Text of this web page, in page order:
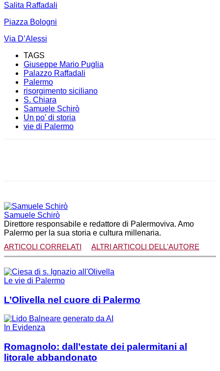
Salita Raffadali
Piazza Bologni
Via D’Alessi
TAGS
Giuseppe Mario Puglia
Palazzo Raffadali
Palermo
risorgimento siciliano
S. Chiara
Samuele Schirò
Un po' di storia
vie di Palermo
Samuele Schirò
Direttore responsabile e redattore di Palermoviva. Amo
Palermo per la sua storia e cultura millenaria.
ARTICOLI CORRELATI
ALTRI ARTICOLI DELL'AUTORE
Le vie di Palermo
L’Olivella nel cuore di Palermo
In Evidenza
Romagnolo: dall’estate dei palermitani al
litorale abbandonato